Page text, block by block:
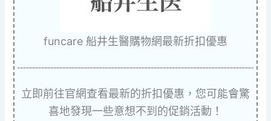
funcare 船井生醫購物網最新折扣優惠
立即前往官網查看最新的折扣優惠，您可能會驚
喜地發現一些意想不到的促銷活動！